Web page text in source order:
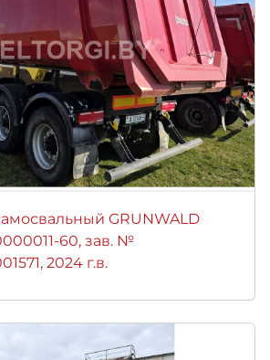
GRUNWALD
60, зав. №
2024 г.в.